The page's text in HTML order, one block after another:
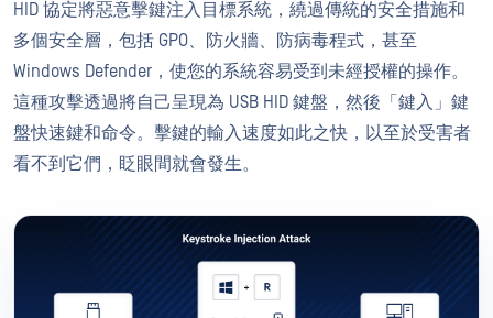
HID 協定將惡意擊鍵注入目標系統，繞過傳統的安全措施和
多個安全層，包括 GPO、防火牆、防病毒程式，甚至
Windows Defender，使您的系統容易受到未經授權的操作。
這種攻擊透過將自己呈現為 USB HID 鍵盤，然後「鍵入」鍵
盤快速鍵和命令。擊鍵的輸入速度如此之快，以至於受害者
看不到它們，眨眼間就會發生。